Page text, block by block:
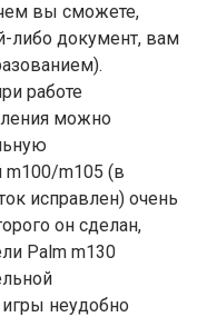
вы сможете,
либо документ, вам
работе
можно
m100/m105 (в
исправлен) очень
он сделан,
Palm m130
неудобно